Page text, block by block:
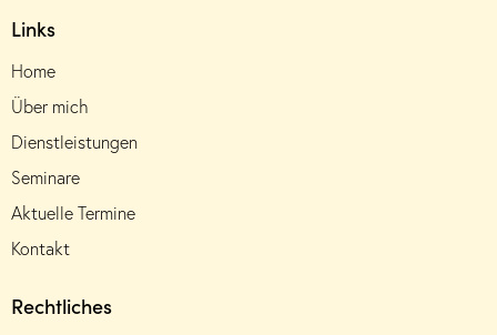
Links
Home
Über mich
Dienstleistungen
Seminare
Aktuelle Termine
Kontakt
Rechtliches